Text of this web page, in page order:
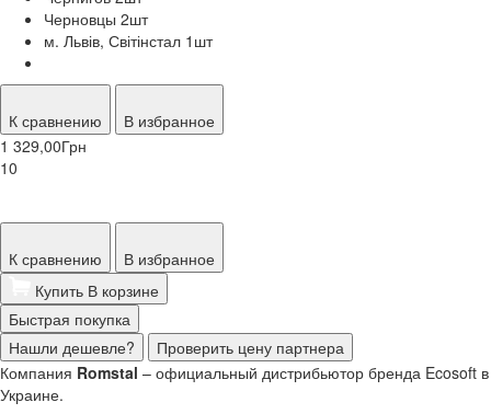
Черновцы 2шт
м. Львів, Світінстал 1 шт
К сравнению
В избранное
1 329,00Грн
10
К сравнению
В избранное
Купить В корзине
Быстрая покупка
Нашли дешевле?
Проверить цену партнера
Компания Romstal – официальный дистрибьютор бренда Ecosoft в
Украине.